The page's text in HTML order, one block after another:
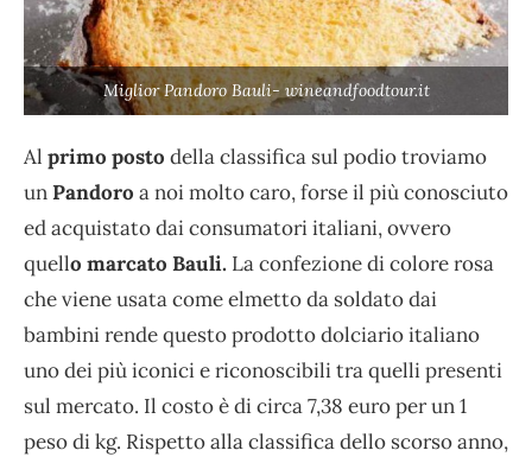
Miglior Pandoro Bauli- wineandfoodtour.it
Al primo posto della classifica sul podio troviamo
unPandoro a noi molto caro, forse il più conosciuto
ed acquistato dai consumatori italiani, ovvero
quello marcato Bauli. La confezione di colore rosa
che viene usata come elmetto da soldato dai
bambini rende questo prodotto dolciario italiano
uno dei più iconici e riconoscibili tra quelli presenti
sul mercato. Il costo è di circa 7,38 euro per un 1
peso di kg. Rispetto alla classifica dello scorso anno,